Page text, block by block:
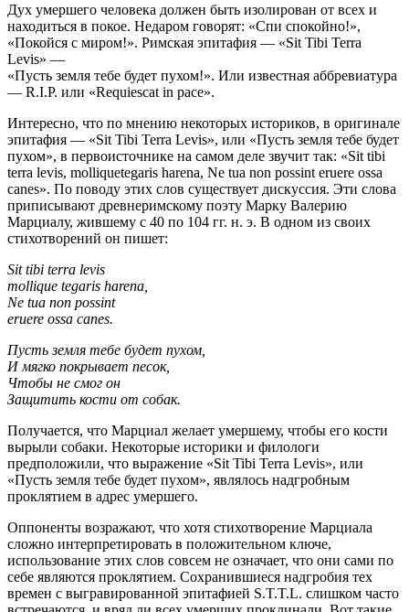
Дух умершего человека должен быть изолирован от всех и
находиться в покое. Недаром говорят: «Спи спокойно!»,
«Покойся с миром!». Римская эпитафия — «Sit Tibi Terra
Levis» —
«Пусть земля тебе будет пухом!». Или известная аббревиатура
— R.I.P. или «Requiescat in pace».
Интересно, что по мнению некоторых историков, в оригинале
эпитафия — «Sit Tibi Terra Levis», или «Пусть земля тебе будет
пухом», в первоисточнике на самом деле звучит так: «Sit tibi
terra levis, molliquetegaris harena, Ne tua non possint eruere ossa
canes». По поводу этих слов существует дискуссия. Эти слова
приписывают древнеримскому поэту Марку Валерию
Марциалу, жившему с 40 по 104 гг. н. э. В одном из своих
стихотворений он пишет:
Sit tibi terra levis
mollique tegaris harena,
Ne tua non possint
eruere ossa canes.
Пусть земля тебе будет пухом,
И мягко покрывает песок,
Чтобы не смог он
Защитить кости от собак.
Получается, что Марциал желает умершему, чтобы его кости
вырыли собаки. Некоторые историки и филологи
предположили, что выражение «Sit Tibi Terra Levis», или
«Пусть земля тебе будет пухом», являлось надгробным
проклятием в адрес умершего.
Оппоненты возражают, что хотя стихотворение Марциала
сложно интерпретировать в положительном ключе,
использование этих слов совсем не означает, что они сами по
себе являются проклятием. Сохранившиеся надгробия тех
времен с выгравированной эпитафией S.T.T.L. слишком часто